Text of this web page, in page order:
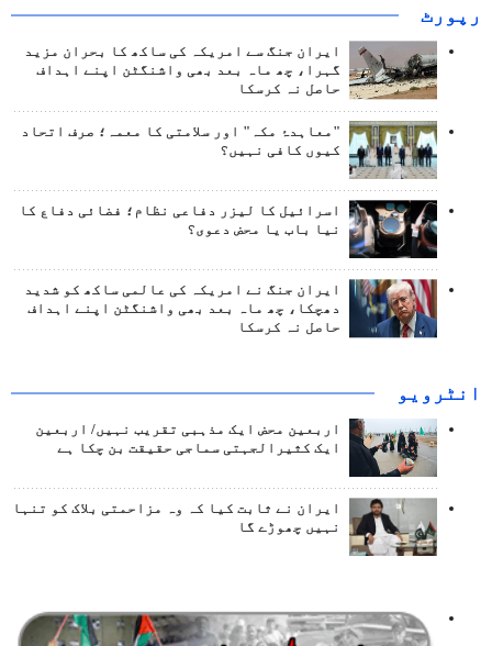
رپورٹ
ایران جنگ سے امریکہ کی ساکھ کا بحران مزید
گہرا، چھ ماہ بعد بھی واشنگٹن اپنے اہداف
حاصل نہ کرسکا
"معاہدۂ مکہ" اور سلامتی کا معمہ؛ صرف اتحاد
کیوں کافی نہیں؟
اسرائیل کا لیزر دفاعی نظام؛ فضائی دفاع کا
نیا باب یا محض دعوی؟
ایران جنگ نے امریکہ کی عالمی ساکھ کو شدید
دھچکا، چھ ماہ بعد بھی واشنگٹن اپنے اہداف
حاصل نہ کرسکا
انٹرويو
اربعین محض ایک مذہبی تقریب نہیں/ اربعین
ایک کثیرالجہتی سماجی حقیقت بن چکا ہے
ایران نے ثابت کیا کہ وہ مزاحمتی بلاک کو تنہا
نہیں چھوڑے گا